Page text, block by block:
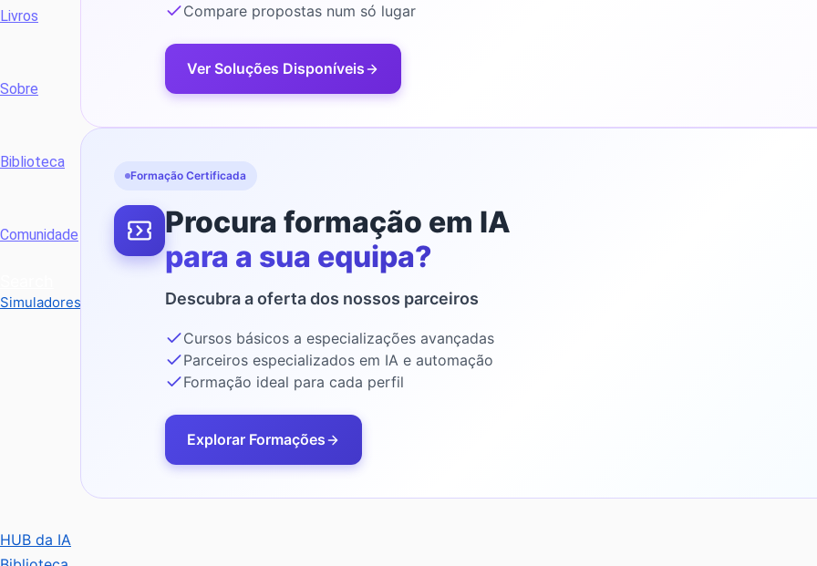
Livros
Sobre
Biblioteca
Comunidade
Simuladores
Compare propostas num só lugar
Ver Soluções Disponíveis
Formação Certificada
Procura formação em IA
para a sua equipa?
Descubra a oferta dos nossos parceiros
Cursos básicos a especializações avançadas
Parceiros especializados em IA e automação
Formação ideal para cada perfil
Explorar Formações
HUB da IA